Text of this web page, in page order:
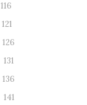
116
121
126
131
136
141